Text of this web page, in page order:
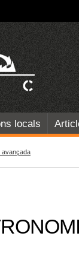
locals
avançada